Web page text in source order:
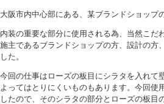
大阪市内中心部にある、某ブランドショップ
内装の重要な部分に使用される為、当然こだ
施主であるブランドショップの方、設計の方
した。
今回の仕事はローズの板目にシラタを入れて
よってはとりにくいものもあります。今回
したので、そのシラタの部分とローズの板